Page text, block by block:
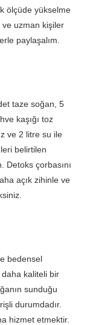
ölçüde yükselme
uzman kişiler
paylaşalım.
taze soğan, 5
kaşığı toz
ve 2 litre su ile
belirtilen
Detoks çorbasını
açık zihinle ve
bedensel
daha kaliteli bir
sunduğu
durumdadır.
hizmet etmektir.